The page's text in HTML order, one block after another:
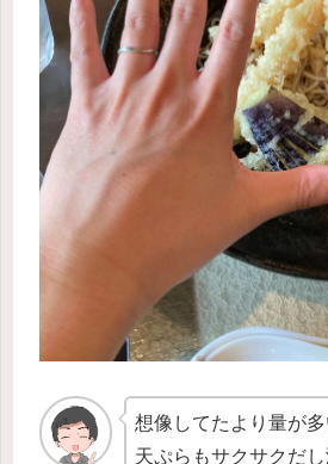
想像してたより量が多
天ぷらもサクサクだ